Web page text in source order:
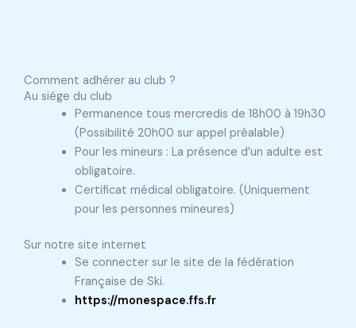
Comment adhérer au club ?
Au siége du club
Permanence tous mercredis de 18h00 à 19h30
(Possibilité 20h00 sur appel préalable)
Pour les mineurs : La présence d’un adulte est
obligatoire.
Certificat médical obligatoire. (Uniquement
pour les personnes mineures)
Sur notre site internet
Se connecter sur le site de la fédération
Française de Ski.
https://monespace.ffs.fr